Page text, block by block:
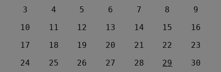
3
4 5 6 7 8
9
10
11 12 13 14 15
16
17
18 19 20 21 22
23
24
25 26 27 28 29
30